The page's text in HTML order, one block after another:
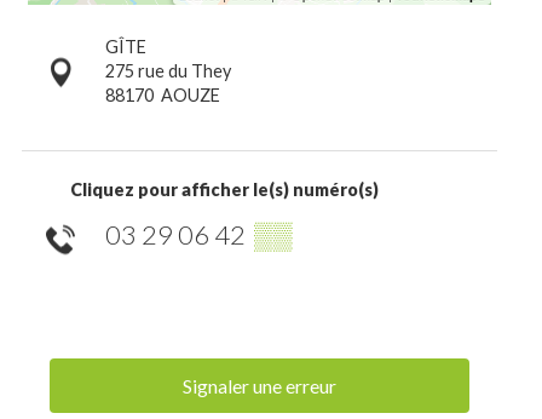
GÎTE
275 rue du They
88170 AOUZE
Cliquez pour afficher le(s) numéro(s)
03 29 06 42 ▒▒
Signaler une erreur